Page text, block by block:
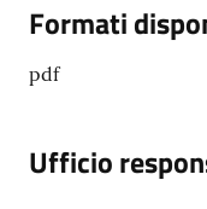
Formati
pdf
Ufficio